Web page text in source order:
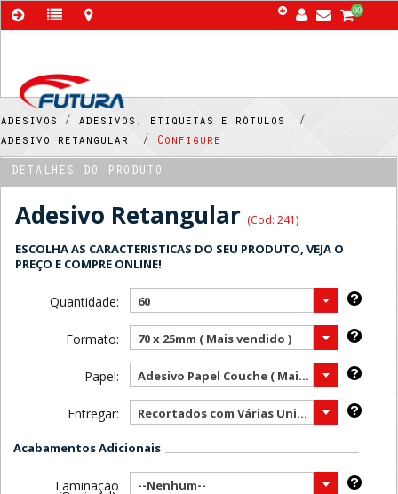
00
adesivos / adesivos, etiquetas e rótulos /
adesivo retangular /
Configure
DETALHES DO PRODUTO
Adesivo Retangular (Cod: 241)
ESCOLHA AS CARACTERISTICAS DO SEU PRODUTO, VEJA O
PREÇO E COMPRE ONLINE!
Quantidade: 60
Formato: 70 x 25mm ( Mais vendido )
Papel: Adesivo Papel Couche ( Mais vendido )
Entregar: Recortados com Várias Unidades por Folha ( Mais vendido )
Acabamentos Adicionais
Laminação --Nenhum--